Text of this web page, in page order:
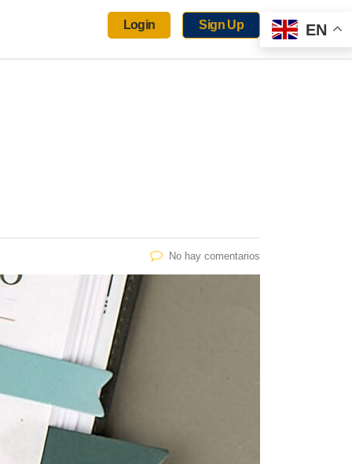
Login Sign Up EN
No hay comentarios